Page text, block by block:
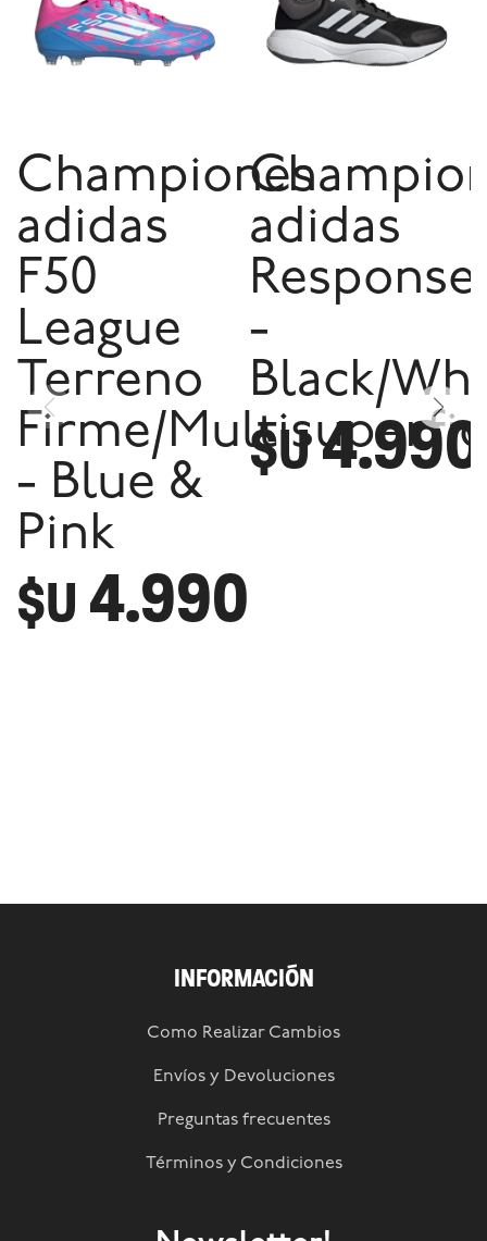
Championes
adidas
F50
League
Terreno
Firme/
- Blue &
Pink
$U 4.990
adidas
Response
-
Black/
$U4.990
INFORMACIÓN
Como Realizar Cambios
Envíos y Devoluciones
Preguntas frecuentes
Términos y Condiciones